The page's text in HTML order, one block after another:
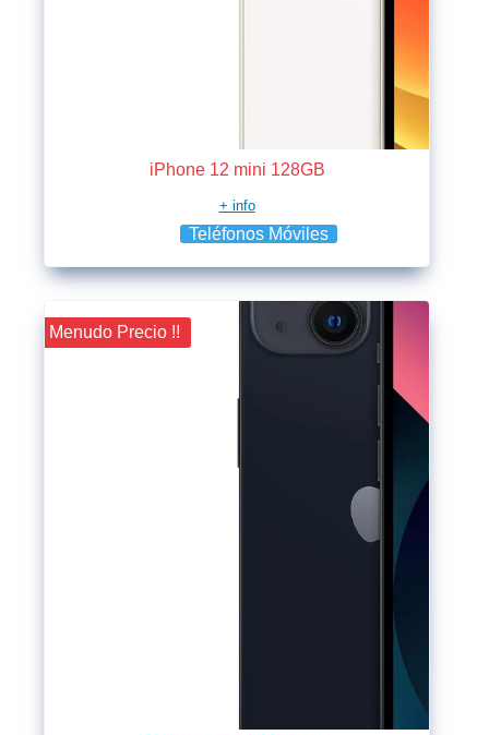
iPhone 12 mini 128GB
+ info
Teléfonos Móviles
¡¡ Menudo Precio !!